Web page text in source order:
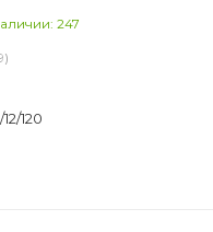
247
12/120